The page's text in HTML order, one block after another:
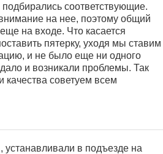
соответствующие.
на нее, поэтому общий
на входе. Что касается
пятерку, уходя мы ставим
и не было еще ни одного
и возникали проблемы. Так
качества советуем всем
в подъезде на